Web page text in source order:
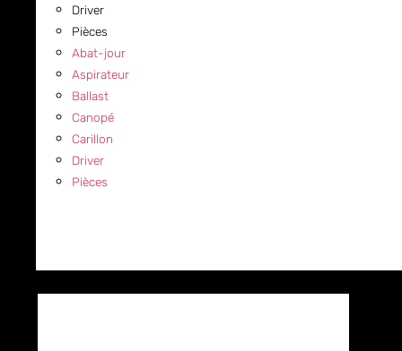
Driver
Pièces
Abat-jour
Aspirateur
Ballast
Canopé
Carillon
Driver
Pièces